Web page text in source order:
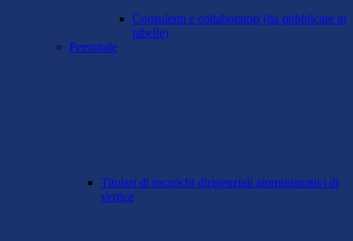
Consulenti e collaboratori (da pubblicare in
tabelle)
Personale
Titolari di incarichi dirigenziali amministrativi di
vertice